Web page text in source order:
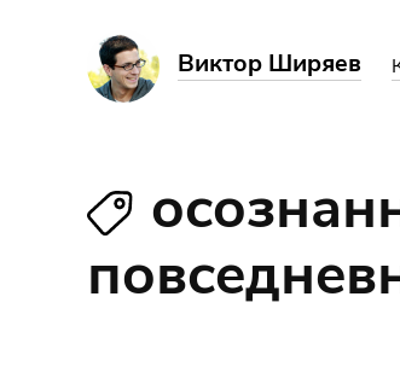
Виктор Ширяев